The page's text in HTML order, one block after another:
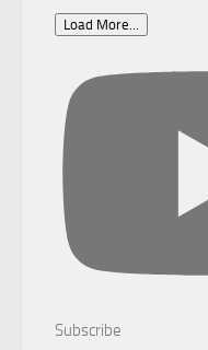
Load More...
Subscribe